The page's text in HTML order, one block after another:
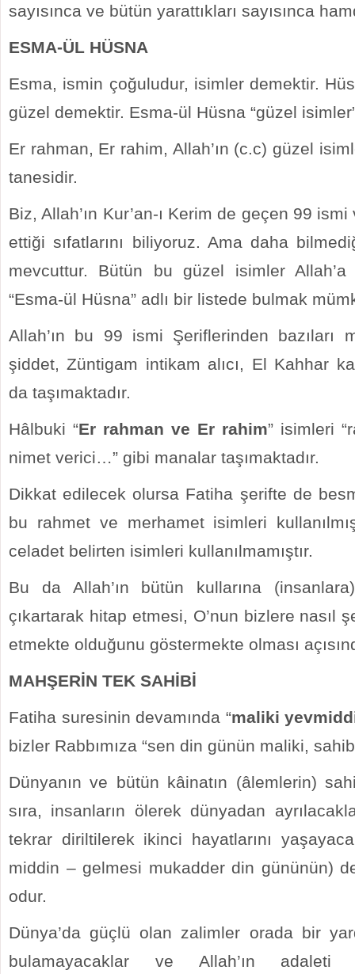
sayısınca ve bütün yarattıkları sayısınca
ESMA-ÜL HÜSNA
Esma, ismin çoğuludur, isimler demektir.
güzel demektir. Esma-ül Hüsna “güzel
Er rahman, Er rahim, Allah’ın (c.c) güzel
tanesidir.
Biz, Allah’ın Kur’an-ı Kerim de geçen 99
ettiği sıfatlarını biliyoruz. Ama daha
mevcuttur. Bütün bu güzel isimler
“Esma-ül Hüsna” adlı bir listede bulmak
Allah’ın bu 99 ismi Şeriflerinden bazıları
şiddet, Züntigam intikam alıcı, El Kahhar
da taşımaktadır.
Hâlbuki “Er rahman ve Er rahim” isimleri
nimet verici…” gibi manalar taşımaktadır.
Dikkat edilecek olursa Fatiha şerifte de
bu rahmet ve merhamet isimleri
celadet belirten isimleri kullanılmamıştır.
Bu da Allah’ın bütün kullarına
çıkartarak hitap etmesi, O’nun bizlere nasıl
etmekte olduğunu göstermekte olması
MAHŞERİN TEK SAHİBİ
Fatiha suresinin devamında “maliki
bizler Rabbımıza “sen din günün maliki,
Dünyanın ve bütün kâinatın (âlemlerin)
sıra, insanların ölerek dünyadan
tekrar diriltilerek ikinci hayatlarını
middin – gelmesi mukadder din gününün)
odur.
Dünya’da güçlü olan zalimler orada bir
bulamayacaklar ve Allah’ın adaleti